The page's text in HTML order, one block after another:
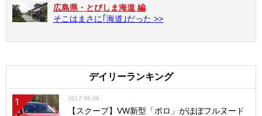
広島県・とびしま海道 編
そこはまさに｢海道｣だった >>
デイリーランキング
1 2017.06.06
【スクープ】VW新型「ポロ」がほぼフルヌード